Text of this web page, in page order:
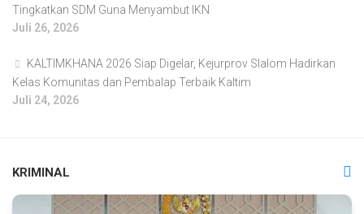
Tingkatkan SDM Guna Menyambut IKN
Juli 26, 2026
KALTIMKHANA 2026 Siap Digelar, Kejurprov Slalom Hadirkan
Kelas Komunitas dan Pembalap Terbaik Kaltim
Juli 24, 2026
KRIMINAL